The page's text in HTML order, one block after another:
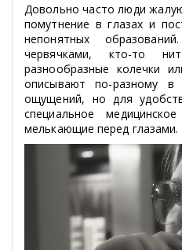
Довольно часто люди
помутнение в глазах и
непонятных
червячками, кто-то
разнообразные колечки
описывают по-разному
ощущений, но для
специальное
мелькающие перед глазами.